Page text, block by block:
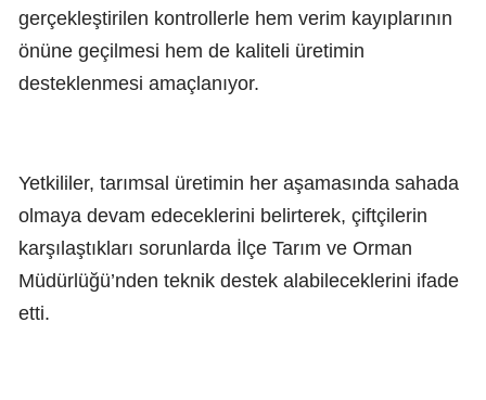
gerçekleştirilen kontrollerle hem verim kayıplarının
önüne geçilmesi hem de kaliteli üretimin
desteklenmesi amaçlanıyor.
Yetkililer, tarımsal üretimin her aşamasında sahada
olmaya devam edeceklerini belirterek, çiftçilerin
karşılaştıkları sorunlarda İlçe Tarım ve Orman
Müdürlüğü’nden teknik destek alabileceklerini ifade
etti.